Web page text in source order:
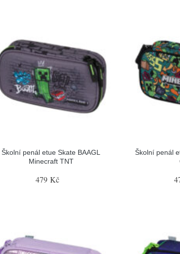
Školní penál etue Skate BAAGL
Minecraft TNT
479 Kč
Školní penál